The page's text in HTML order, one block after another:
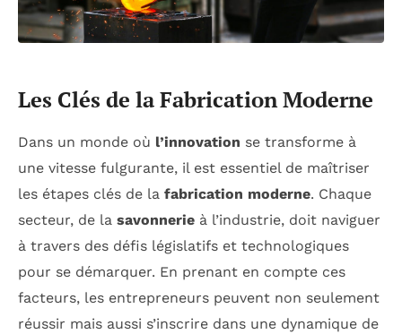
Les Clés de la Fabrication Moderne
Dans un monde où l’innovation se transforme à
une vitesse fulgurante, il est essentiel de maîtriser
les étapes clés de la fabrication moderne. Chaque
secteur, de la savonnerie à l’industrie, doit naviguer
à travers des défis législatifs et technologiques
pour se démarquer. En prenant en compte ces
facteurs, les entrepreneurs peuvent non seulement
réussir mais aussi s’inscrire dans une dynamique de